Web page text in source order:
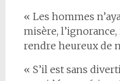
« Les hommes
misère,
rendre heureux de
« S’il est sans